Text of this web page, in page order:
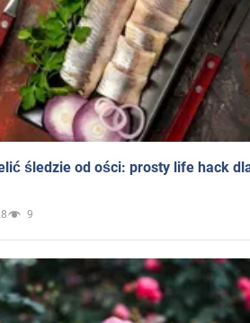
śledzie od ości: prosty life hack
9